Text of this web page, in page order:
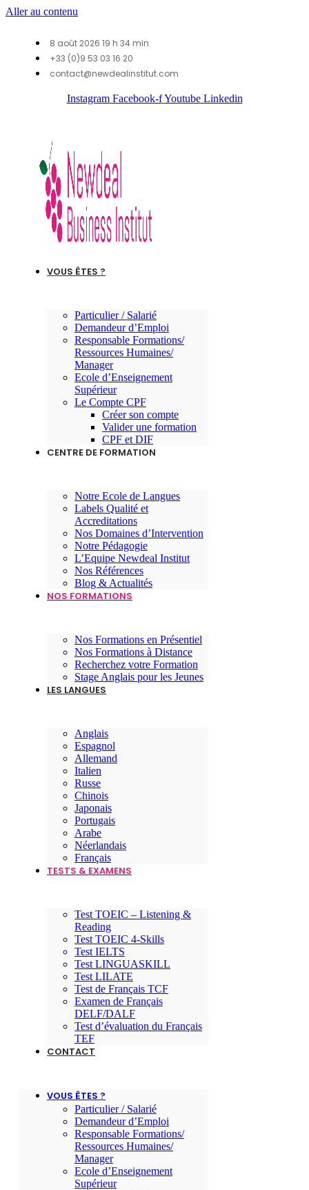
Aller au contenu
8 août 2026 19 h 34 min
+33 (0)9 53 03 16 20
contact@newdealinstitut.com
Instagram Facebook-f Youtube Linkedin
VOUS ÊTES ?
Particulier / Salarié
Demandeur d’Emploi
Responsable Formations/
Ressources Humaines/
Manager
Ecole d’Enseignement
Supérieur
Le Compte CPF
Créer son compte
Valider une formation
CPF et DIF
CENTRE DE FORMATION
Notre Ecole de Langues
Labels Qualité et
Accreditations
Nos Domaines d’Intervention
Notre Pédagogie
L’Equipe Newdeal Institut
Nos Références
Blog & Actualités
NOS FORMATIONS
Nos Formations en Présentiel
Nos Formations à Distance
Recherchez votre Formation
Stage Anglais pour les Jeunes
LES LANGUES
Anglais
Espagnol
Allemand
Italien
Russe
Chinois
Japonais
Portugais
Arabe
Néerlandais
Français
TESTS & EXAMENS
Test TOEIC – Listening &
Reading
Test TOEIC 4-Skills
Test IELTS
Test LINGUASKILL
Test LILATE
Test de Français TCF
Examen de Français
DELF/DALF
Test d’évaluation du Français
TEF
CONTACT
VOUS ÊTES ?
Particulier / Salarié
Demandeur d’Emploi
Responsable Formations/
Ressources Humaines/
Manager
Ecole d’Enseignement
Supérieur